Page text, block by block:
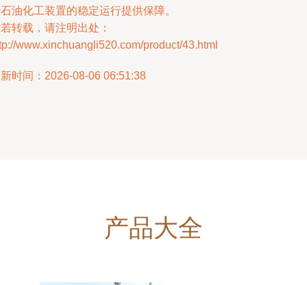
油化工装置的稳定运行提供保障。
转载，请注明出处：
www.xinchuangli520.com/product/43.html
时间：2026-08-06 06:51:38
产品大全